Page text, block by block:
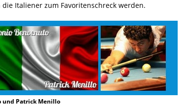
Italiener zum Favoritenschreck werden.
und Patrick Menillo